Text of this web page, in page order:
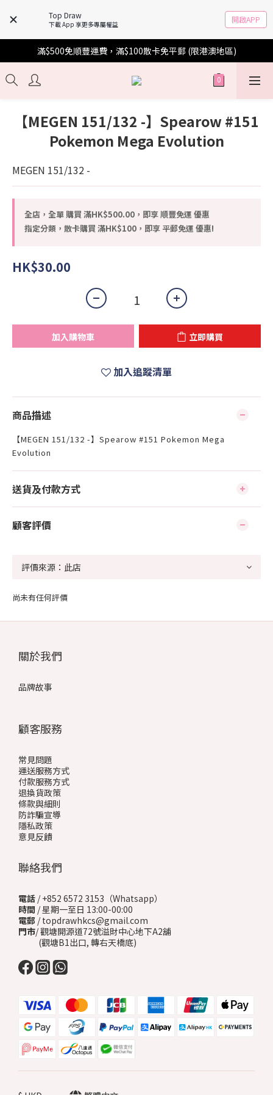
Top Draw
下載 App 享更多專屬權益 開啟APP
滿$500免順豐運費，滿$100散卡免平郵 (限港澳地區)
【MEGEN 151/132 -】Spearow #151
Pokemon Mega Evolution
MEGEN 151/132 -
全店，全單 購買 滿HK$500.00，即享 順豐免運 優惠
指定分類，散卡購買 滿HK$100，即享 平郵免運 優惠!
HK$30.00
加入購物車 立即購買
加入追蹤清單
商品描述
【MEGEN 151/132 -】Spearow #151 Pokemon Mega
Evolution
送貨及付款方式
顧客評價
尚未有任何評價
關於我們
品牌故事
顧客服務
常見問題
運送服務方式
付款服務方式
退換貨政策
條款與細則
防詐騙宣導
隱私政策
意見反饋
聯絡我們
電話 / +852 6572 3153（Whatsapp）
時間 / 星期一至日 13:00-00:00
電郵 / topdrawhkcs@gmail.com
門市/ 觀塘開源道72號溢財中心地下A2舖
(觀塘B1出口, 轉右天橋底)